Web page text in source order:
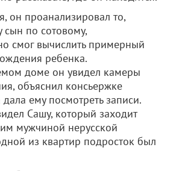
он проанализировал то,
сын по сотовому,
смог вычислить примерный
ребенка.
доме он увидел камеры
объяснил консьержке
ему посмотреть записи.
Сашу, который заходит
мужчиной нерусской
из квартир подросток был